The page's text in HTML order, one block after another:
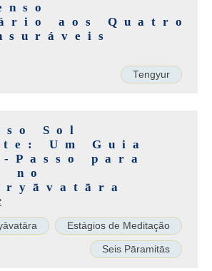
aos Quatro
Tengyur
Sol
Um Guia
Passo para
no
Estágios de Meditação
Seis Pāramitās